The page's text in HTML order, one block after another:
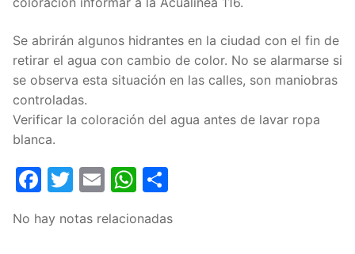
Se abrirán algunos hidrantes en la ciudad con el fin de
retirar el agua con cambio de color. No se alarmarse si
se observa esta situación en las calles, son maniobras
controladas.
Verificar la coloración del agua antes de lavar ropa
blanca.
Facebook
Twitter
EmailWhatsApp
No hay notas relacionadas